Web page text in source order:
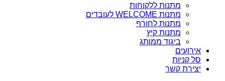
מתנות ללקוחות
מתנות WELCOME לעובדים
מתנות לחורף
מתנות קיץ
ביגוד ממותג
אירועים
סל קניות
יצירת קשר